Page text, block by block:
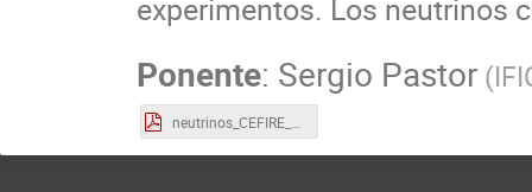
Ponente: Sergio Pastor (